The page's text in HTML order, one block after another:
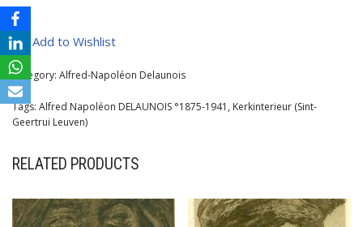
Add to Wishlist
Category: Alfred-Napoléon Delaunois
Tags: Alfred Napoléon DELAUNOIS °1875-1941 , Kerkinterieur (Sint-
Geertrui Leuven)
RELATED PRODUCTS